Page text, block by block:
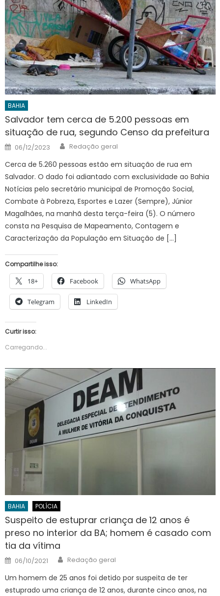
BAHIA
Salvador tem cerca de 5.200 pessoas em
situação de rua, segundo Censo da prefeitura
Posted
on
06/12/2023 Author
Redação geral
Cerca de 5.260 pessoas estão em situação de rua em
Salvador. O dado foi adiantado com exclusividade ao Bahia
Notícias pelo secretário municipal de Promoção Social,
Combate à Pobreza, Esportes e Lazer (Sempre), Júnior
Magalhães, na manhã desta terça-feira (5). O número
consta na Pesquisa de Mapeamento, Contagem e
Caracterização da População em Situação de […]
Compartilhe isso:
18+ Facebook WhatsApp
Telegram LinkedIn
Curtir isso:
Carregando...
BAHIA POLÍCIA
Suspeito de estuprar criança de 12 anos é
preso no interior da BA; homem é casado com
tia da vítima
Posted
on
06/10/2021 Author
Redação geral
Um homem de 25 anos foi detido por suspeita de ter
estuprado uma criança de 12 anos, durante cinco anos, na